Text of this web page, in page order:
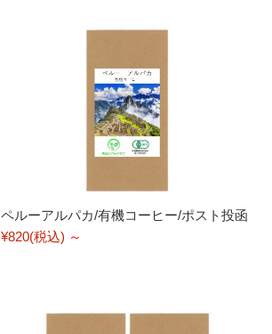
ペルーアルパカ/有機コーヒー/ポスト投函
¥820(税込) ～